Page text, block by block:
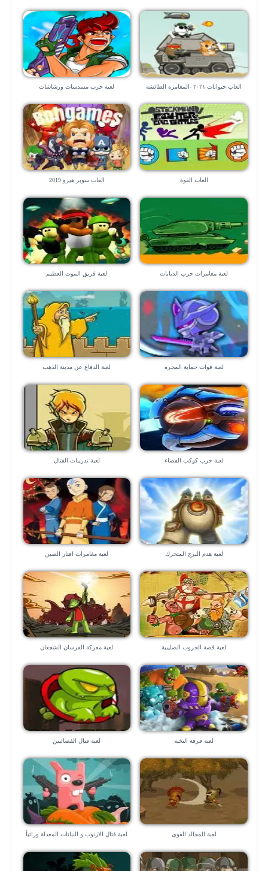
العاب حيوانات ٢٠٢١ -المغامرة الطائشة لعبة حرب مسدسات ورشاشات
العاب القوة العاب سوبر هيرو 2019
لعبة مغامرات حرب الدبابات لعبة فريق الموت العظيم
لعبة قوات حماية المجره لعبة الدفاع عن مدينة الذهب
لعبة حرب كوكب الفضاء لعبة تدريبات القتال
لعبة هدم البرج المتحرك لعبة مغامرات افتار الصين
لعبة قصة الحروب الصليبية لعبة معركة الفرسان الشجعان
لعبة فرقة النخبة لعبة قتال الفضائيين
لعبة المجالد القوى لعبة قتال الارنوب و النباتات المعدلة وراثياً